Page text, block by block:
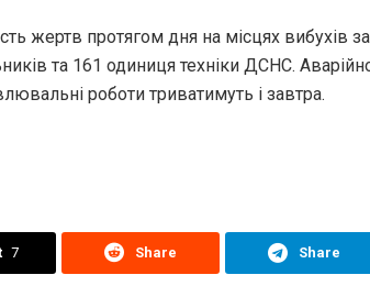
жертв протягом дня на місцях вибухів
та 161 одиниця техніки ДСНС.
роботи триватимуть і завтра.
7 Share Share